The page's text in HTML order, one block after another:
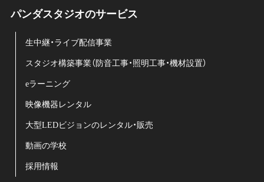
パンダスタジオのサービス
生中継・ライブ配信事業
スタジオ構築事業（防音工事・照明工事・機材設置）
eラーニング
映像機器レンタル
大型LEDビジョンのレンタル・販売
動画の学校
採用情報